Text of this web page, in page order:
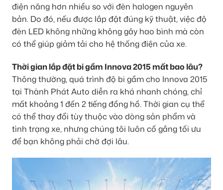
điện năng hơn nhiều so với đèn halogen nguyên
bản. Do đó, nếu được lắp đặt đúng kỹ thuật, việc độ
đèn LED không những không gây hao bình mà còn
có thể giúp giảm tải cho hệ thống điện của xe.
Thời gian lắp đặt bi gầm Innova 2015 mất bao lâu?
Thông thường, quá trình độ bi gầm cho Innova 2015
tại Thành Phát Auto diễn ra khá nhanh chóng, chỉ
mất khoảng 1 đến 2 tiếng đồng hồ. Thời gian cụ thể
có thể thay đổi tùy thuộc vào dòng sản phẩm và
tình trạng xe, nhưng chúng tôi luôn cố gắng tối ưu
để bạn không phải chờ đợi lâu.